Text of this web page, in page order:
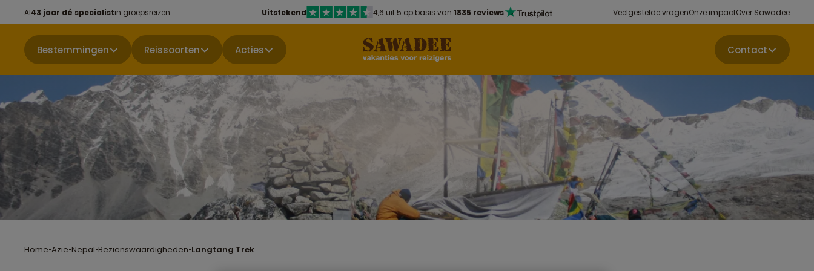
Al43 jaar dé specialistin groepsreizen Uitstekend 4,6 uit 5 op basis van 1835 reviews Veelgestelde vragenOnze impactOver Sawadee
Bestemmingen Reissoorten Acties Contact
Home•Azië•Nepal•Bezienswaardigheden•Langtang Trek